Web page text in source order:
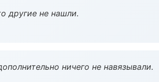
другие не нашли.
ничего не навязывали.